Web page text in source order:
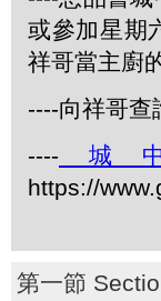
或參加星期
祥哥當主廚
----向祥哥
---- 城
https://
第一節